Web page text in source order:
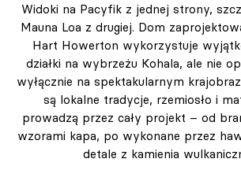
Widoki na Pacyfik z jednej strony,
Mauna Loa z drugiej. Dom
Hart Howerton wykorzystuje
działki na wybrzeżu Kohala, ale nie
wyłącznie na spektakularnym
są lokalne tradycje, rzemiosło i
prowadzą przez cały projekt – od
wzorami kapa, po wykonane przez
detale z kamienia